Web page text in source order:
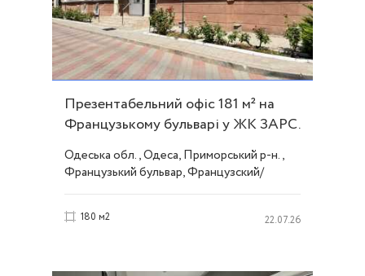
Презентабельний офіс 181 м² на
Французькому бульварі у ЖК ЗАРС.
ID 53546
Одеська обл., Одеса, Приморський р-н.,
Французький бульвар, Французский/
180 м2 22.07.26